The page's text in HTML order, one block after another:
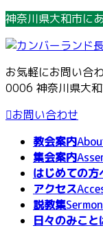
コ
テ
ン
ツ
へ
ス
ナ
ゲ
ー
シ
ョ
ン
神奈川県大和市に
お気軽にお問い合
0006 神奈川県大
お問い合わせ
教会案内
集会案内
はじめての方
アクセス
説教集
日々のみこと